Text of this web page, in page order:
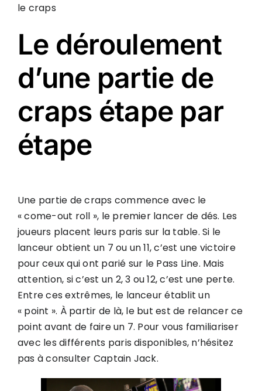
le craps
Le déroulement
d’une partie de
craps étape par
étape
Une partie de craps commence avec le
« come-out roll », le premier lancer de dés. Les
joueurs placent leurs paris sur la table. Si le
lanceur obtient un 7 ou un 11, c’est une victoire
pour ceux qui ont parié sur le Pass Line. Mais
attention, si c’est un 2, 3 ou 12, c’est une perte.
Entre ces extrêmes, le lanceur établit un
« point ». À partir de là, le but est de relancer ce
point avant de faire un 7. Pour vous familiariser
avec les différents paris disponibles, n’hésitez
pas à consulter Captain Jack.